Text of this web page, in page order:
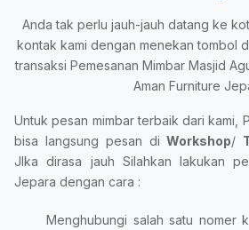
Anda tak perlu jauh-jauh datang ke
kontak kami dengan menekan tombol
transaksi Pemesanan Mimbar Masjid
Aman Furniture
Untuk pesan mimbar terbaik dari kami,
bisa langsung pesan diWorkshop/
JIka dirasa jauh Silahkan lakukan
Jepara dengan cara :
Menghubungi salah satu nomer